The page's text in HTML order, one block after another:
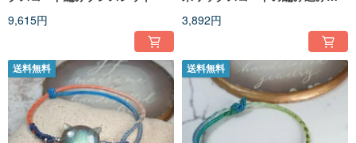
9,615円
3,892円
送料無料 送料無料